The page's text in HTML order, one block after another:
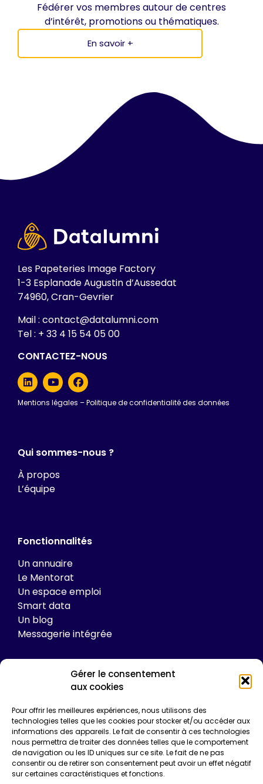
Gérer le consentement
aux cookies
Pour offrir les meilleures expériences, nous utilisons des
technologies telles que les cookies pour stocker et/ou accéder aux
informations des appareils. Le fait de consentir à ces technologies
nous permettra de traiter des données telles que le comportement
de navigation ou les ID uniques sur ce site. Le fait de ne pas
consentir ou de retirer son consentement peut avoir un effet négatif
sur certaines caractéristiques et fonctions.
Fédérer vos membres autour de centres
d’intérêt, promotions ou thématiques.
En savoir +
Les Papeteries Image Factory
1-3 Esplanade Augustin d’Aussedat
74960, Cran-Gevrier
Mail : contact@datalumni.com
Tel : + 33 4 15 54 05 00
CONTACTEZ-NOUS
Mentions légales –Politique de confidentialité des données
Qui sommes-nous ?
À propos
L’équipe
Fonctionnalités
Un annuaire
Le Mentorat
Un espace emploi
Smart data
Un blog
Messagerie intégrée
Plateforme
Formations
Enquêtes de certification
Communication
Entreprise*